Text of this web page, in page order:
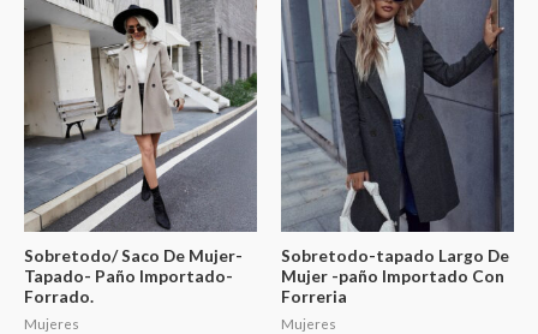
Sobretodo/ Saco De Mujer-
Tapado- Paño Importado-
Forrado.
Mujeres
Sobretodo-tapado Largo De
Mujer -paño Importado Con
Forreria
Mujeres